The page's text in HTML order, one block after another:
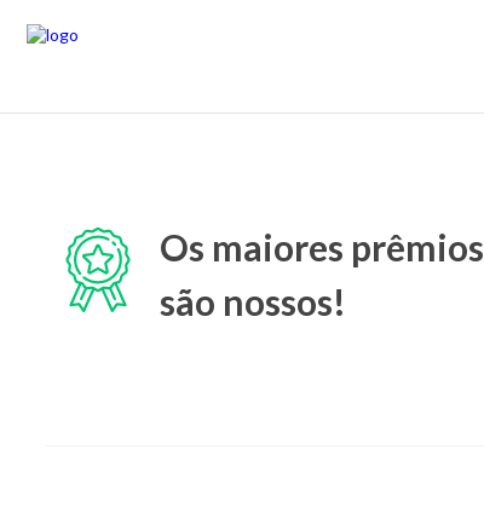
Os maiores prêmios
são nossos!